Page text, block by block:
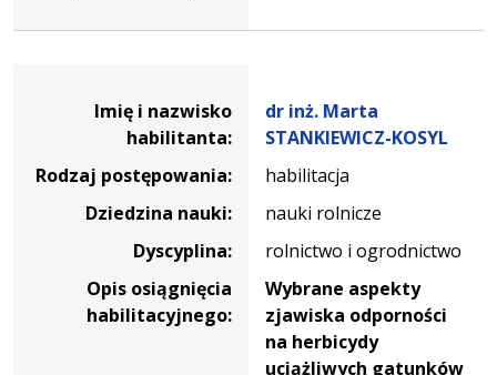
Imię i nazwisko
habilitanta:
dr inż. Marta
STANKIEWICZ-KOSYL
Rodzaj postępowania:
habilitacja
Dziedzina nauki:
nauki rolnicze
Dyscyplina:
rolnictwo i ogrodnictwo
Opis osiągnięcia
habilitacyjnego:
Wybrane aspekty
zjawiska odporności
na herbicydy
uciążliwych gatunków